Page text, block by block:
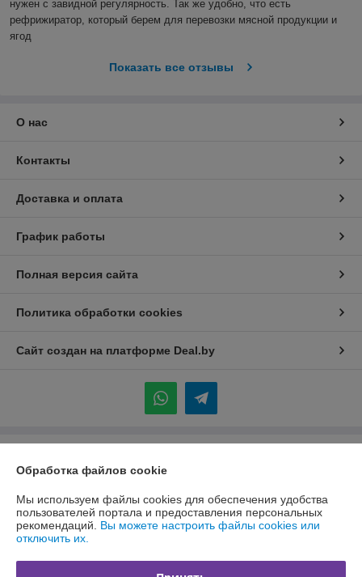
нужен с завидной регулярность. Так же удобно, что есть
рефрижиратор, который берем для перевозки мясной продукции и
ягод
Показать все отзывы
О нас
Контакты
Доставка и оплата
График работы
Полная версия сайта
Политика обработки cookies
Сайт создан на платформе Deal.by
Иванович
г. Минск, ул. Солтыса, 36 кв 101
Регистрационный номер ЕГР: 192311004
УНП: 192311004
Обработка файлов cookie
Мы используем файлы cookies для обеспечения удобства
пользователей портала и предоставления персональных
рекомендаций. Вы можете настроить файлы cookies или
отключить их.